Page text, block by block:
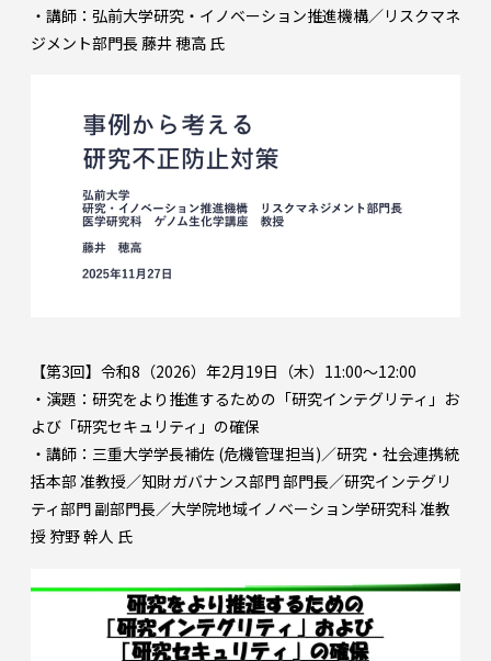
・講師：弘前大学研究・イノベーション推進機構／リスクマネ
ジメント部門長 藤井 穂高 氏
【第3回】令和8（2026）年2月19日（木）11:00～12:00
・演題：研究をより推進するための「研究インテグリティ」お
よび「研究セキュリティ」の確保
・講師：三重大学学長補佐 (危機管理担当)／研究・社会連携統
括本部 准教授／知財ガバナンス部門 部門長／研究インテグリ
ティ部門 副部門長／大学院地域イノベーション学研究科 准教
授 狩野 幹人 氏